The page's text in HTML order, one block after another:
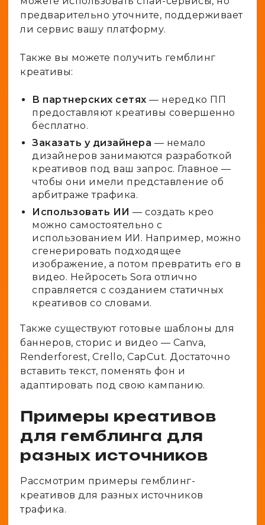
предварительно уточните, поддерживает
ли сервис вашу платформу.
Также вы можете получить гемблинг
креативы:
В партнерских сетях — нередко ПП
предоставляют креативы совершенно
бесплатно.
Заказать у дизайнера — немало
дизайнеров занимаются разработкой
креативов под ваш запрос. Главное —
чтобы они имели представление об
арбитраже трафика.
Использовать ИИ — создать крео
можно самостоятельно с
использованием ИИ. Например, можно
сгенерировать подходящее
изображение, а потом превратить его в
видео. Нейросеть Sora отлично
справляется с созданием статичных
креативов со словами.
Также существуют готовые шаблоны для
баннеров, сторис и видео — Canva,
Renderforest, Crello, CapCut. Достаточно
вставить текст, поменять фон и
адаптировать под свою кампанию.
Примеры креативов
для гемблинга для
разных источников
Рассмотрим примеры гемблинг-
креативов для разных источников
трафика.